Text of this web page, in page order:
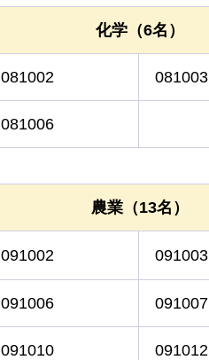
化学（6名）
081002 081003
081006
農業（13名）
091002 091003
091006 091007
091010 091012